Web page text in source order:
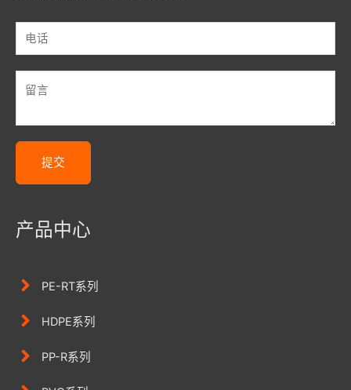
提交
产品中心
PE-RT系列
HDPE系列
PP-R系列